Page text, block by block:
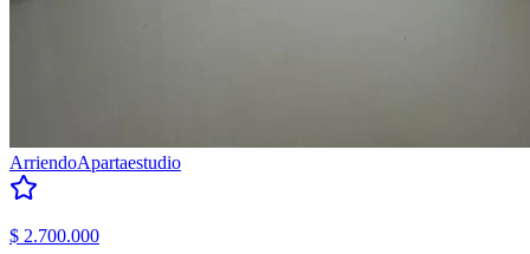
ArriendoApartaestudio
$ 2.700.000